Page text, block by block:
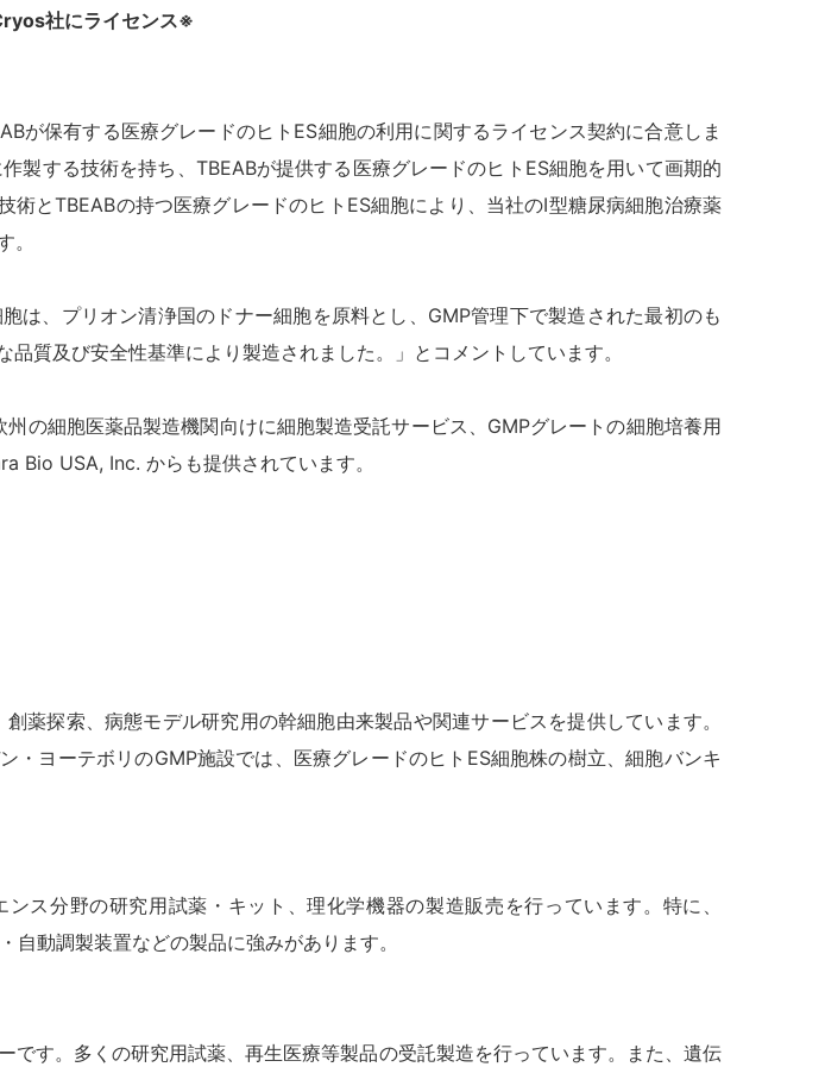
社にライセンス※
保有する医療グレードのヒトES細胞の利用に関するライセンス契約に合意しま
製する技術を持ち、TBEABが提供する医療グレードのヒトES細胞を用いて画期的
とTBEABの持つ医療グレードのヒトES細胞により、当社のⅠ型糖尿病細胞治療薬
。
、プリオン清浄国のドナー細胞を原料とし、GMP管理下で製造された最初のも
質及び安全性基準により製造されました。」とコメントしています。
の細胞医薬品製造機関向けに細胞製造受託サービス、GMPグレートの細胞培養用
Bio USA, Inc. からも提供されています。
薬探索、病態モデル研究用の幹細胞由来製品や関連サービスを提供しています。
ヨーテボリのGMP施設では、医療グレードのヒトES細胞株の樹立、細胞バンキ
ス分野の研究用試薬・キット、理化学機器の製造販売を行っています。特に、
動調製装置などの製品に強みがあります。
す。多くの研究用試薬、再生医療等製品の受託製造を行っています。また、遺伝